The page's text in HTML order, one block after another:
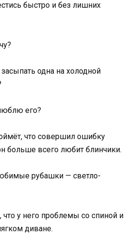
быстро и без лишних
одна на холодной
его?
что совершил ошибку
больше всего любит блинчики.
рубашки — светло-
что у него проблемы со спиной и
диване.